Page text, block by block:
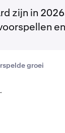
zijn in
groei